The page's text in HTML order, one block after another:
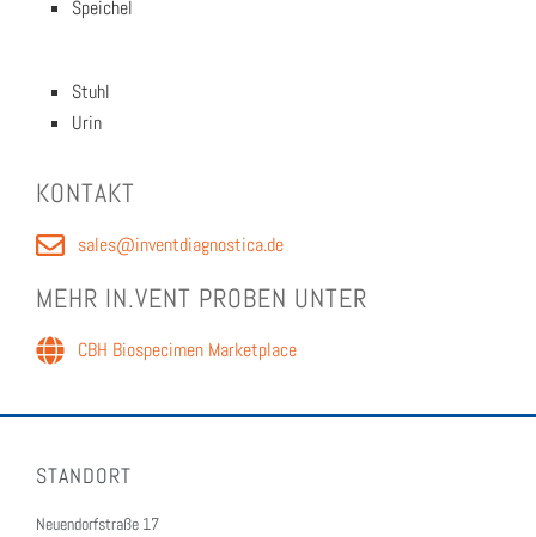
Spei­chel
Stuhl
Urin
KON­TAKT
sales@inventdiagnostica.de
MEHR IN.VENT PRO­BEN UNTER
CBH Bio­spe­ci­men Mar­ket­place
STANDORT
Neuendorfstraße 17